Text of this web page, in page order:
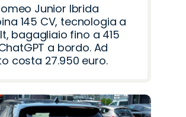
Junior Ibrida
145 CV, tecnologia a
bagagliaio fino a 415
a bordo. Ad
costa 27.950 euro.